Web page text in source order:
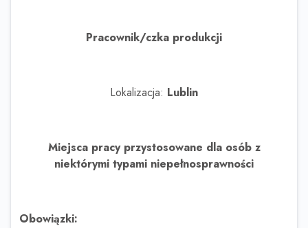
Pracownik/czka produkcji
Lokalizacja: Lublin
Miejsca pracy przystosowane dla osób z
niektórymi typami niepełnosprawności
Obowiązki: